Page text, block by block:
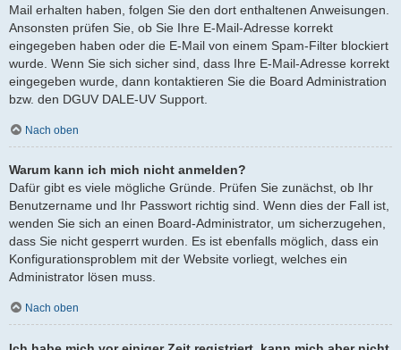
Mail erhalten haben, folgen Sie den dort enthaltenen Anweisungen.
Ansonsten prüfen Sie, ob Sie Ihre E-Mail-Adresse korrekt
eingegeben haben oder die E-Mail von einem Spam-Filter blockiert
wurde. Wenn Sie sich sicher sind, dass Ihre E-Mail-Adresse korrekt
eingegeben wurde, dann kontaktieren Sie die Board Administration
bzw. den DGUV DALE-UV Support.
Nach oben
Warum kann ich mich nicht anmelden?
Dafür gibt es viele mögliche Gründe. Prüfen Sie zunächst, ob Ihr
Benutzername und Ihr Passwort richtig sind. Wenn dies der Fall ist,
wenden Sie sich an einen Board-Administrator, um sicherzugehen,
dass Sie nicht gesperrt wurden. Es ist ebenfalls möglich, dass ein
Konfigurationsproblem mit der Website vorliegt, welches ein
Administrator lösen muss.
Nach oben